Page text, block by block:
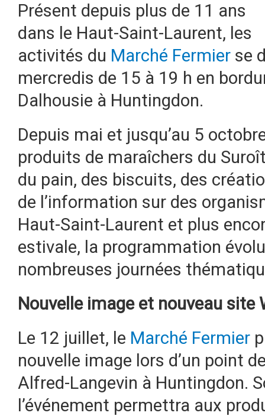
Présent depuis plus de 11 ans
dans le Haut-Saint-Laurent, les
activités du Marché Fermier se
mercredis de 15 à 19 h en
Dalhousie à Huntingdon.
Depuis mai et jusqu’au 5
produits de maraîchers du
du pain, des biscuits, des
de l’information sur des
Haut-Saint-Laurent et plus
estivale, la programmation
nombreuses journées
Nouvelle image et nouveau site
Le 12 juillet, le Marché Fermier
nouvelle image lors d’un point
Alfred-Langevin à Huntingdon.
l’événement permettra aux